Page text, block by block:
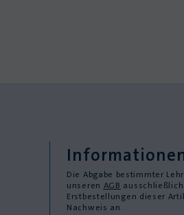
Die Abgabe bestimmter
unseren AGB
Erstbestellungen dieser
Nachweis an.